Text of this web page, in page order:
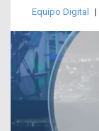
Equipo Digital